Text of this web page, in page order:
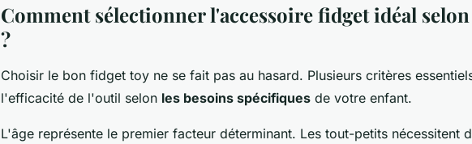
Comment sélectionner l'accessoire fidget idéal
?
Choisir le bon fidget toy ne se fait pas au hasard. Plusieurs critères
l'efficacité de l'outil selon les besoins spécifiques de votre enfant.
L'âge représente le premier facteur déterminant. Les tout-petits nécessitent